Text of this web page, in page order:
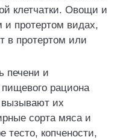
клетчатки. Овощи и
и протертом видах,
в протертом или
печени и
рациона
вызывают их
сорта мяса и
копчености,